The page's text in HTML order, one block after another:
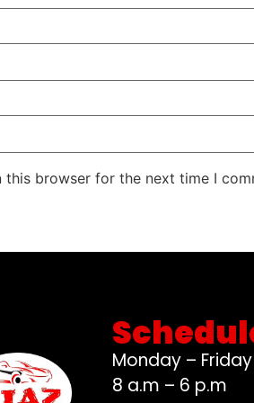
this browser for the next time I
Monday – Friday
8 a.m – 6 p.m